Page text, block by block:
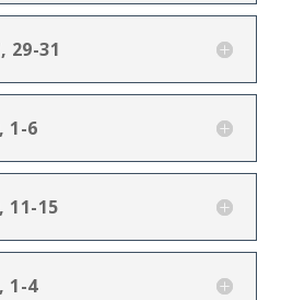
29-31
1-6
11-15
1-4